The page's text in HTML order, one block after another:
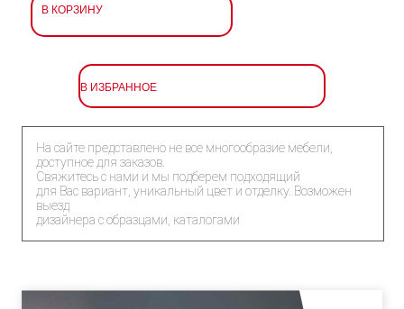
В КОРЗИНУ
В ИЗБРАННОЕ
На сайте представлено не все многообразие мебели,
доступное для заказов.
Свяжитесь с нами и мы подберем подходящий
для Вас вариант, уникальный цвет и отделку. Возможен
выезд
дизайнера с образцами, каталогами